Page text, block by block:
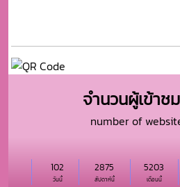
จำนวนผู้เข้าช
number of
วันนี้
102
สัปดาห์นี้
2875
เดือนนี้
5203